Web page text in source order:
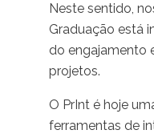
Neste sentido,
Graduação está
do engajamento
projetos.
O PrInt é hoje
ferramentas de